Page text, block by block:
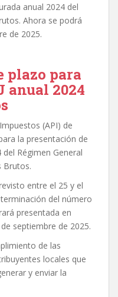
anual 2024 del
Ahora se podrá
de 2025.
plazo para
anual 2024
(API) de
la presentación de
Régimen General
Brutos.
entre el 25 y el
del número
presentada en
septiembre de 2025.
de las
locales que
y enviar la